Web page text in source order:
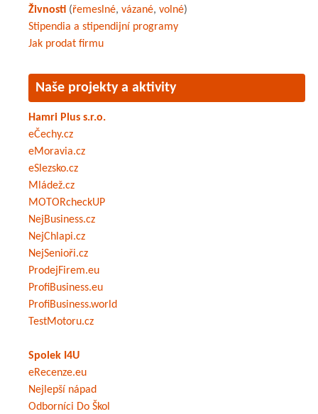
Živnosti (řemeslné, vázané, volné)
Stipendia a stipendijní programy
Jak prodat firmu
Naše projekty a aktivity
Hamri Plus s.r.o.
eČechy.cz
eMoravia.cz
eSlezsko.cz
Mládež.cz
MOTORcheckUP
NejBusiness.cz
NejChlapi.cz
NejSenioři.cz
ProdejFirem.eu
ProfiBusiness.eu
ProfiBusiness.world
TestMotoru.cz
Spolek I4U
eRecenze.eu
Nejlepší nápad
Odborníci Do Škol